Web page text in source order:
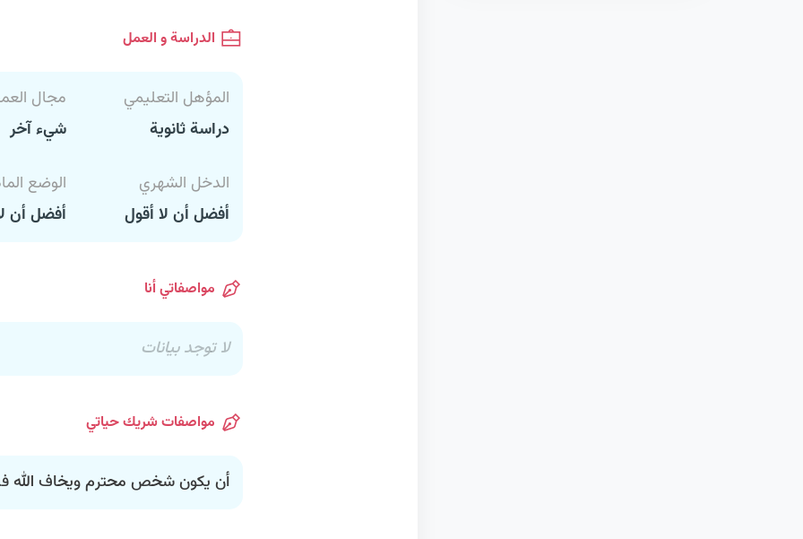
الدراسة و العمل
المؤهل التعليمي
دراسة ثانوية
مجال
شيء آخر
الدخل الشهري
أفضل أن لا أقول
الوضع
أفضل أن
مواصفاتي أنا
لا توجد بيانات
مواصفات شريك حياتي
أن يكون شخص محترم ويخاف الله